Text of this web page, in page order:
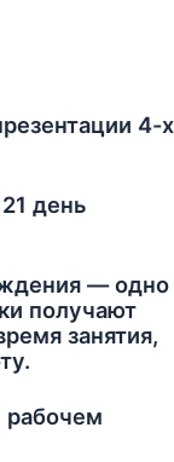
4-х
день
— одно
получают
занятия,